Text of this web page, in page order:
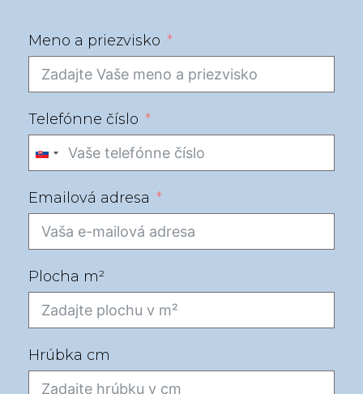
Meno a priezvisko
Telefónne číslo
Slovakia
Emailová adresa
Plocha m²
Hrúbka cm